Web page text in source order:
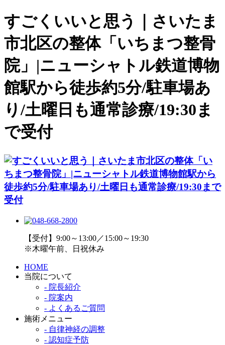
すごくいいと思う｜さいたま
市北区の整体「いちまつ整骨
院」|ニューシャトル鉄道博物
館駅から徒歩約5分/駐車場あ
り/土曜日も通常診療/19:30ま
で受付
【受付】9:00～13:00／15:00～19:30
※木曜午前、日祝休み
HOME
当院について
- 院長紹介
- 院案内
- よくあるご質問
施術メニュー
- 自律神経の調整
- 認知症予防